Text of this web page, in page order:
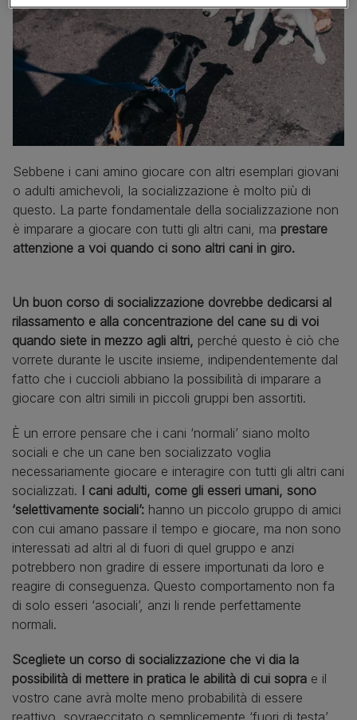
Sebbene i cani amino giocare con altri esemplari giovani
o adulti amichevoli, la socializzazione è molto più di
questo. La parte fondamentale della socializzazione non
è imparare a giocare con tutti gli altri cani, ma prestare
attenzione a voi quando ci sono altri cani in giro.
Un buon corso di socializzazione dovrebbe dedicarsi al
rilassamento e alla concentrazione del cane su di voi
quando siete in mezzo agli altri, perché questo è ciò che
vorrete durante le uscite insieme, indipendentemente dal
fatto che i cuccioli abbiano la possibilità di imparare a
giocare con altri simili in piccoli gruppi ben assortiti.
È un errore pensare che i cani ‘normali’ siano molto
sociali e che un cane ben socializzato voglia
necessariamente giocare e interagire con tutti gli altri cani
socializzati. I cani adulti, come gli esseri umani, sono
‘selettivamente sociali’: hanno un piccolo gruppo di amici
con cui amano passare il tempo e giocare, ma non sono
interessati ad altri al di fuori di quel gruppo e anzi
potrebbero non gradire di essere importunati da loro e
reagire di conseguenza. Questo comportamento non fa
di solo esseri ‘asociali’, anzi li rende perfettamente
normali.
Scegliete un corso di socializzazione che vi dia la
possibilità di mettere in pratica le abilità di cui sopra e il
vostro cane avrà molte meno probabilità di essere